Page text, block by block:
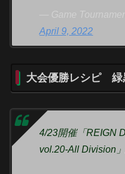
— Game
April 9, 2022
大会優勝レシピ 緑
4/23開催「REIGN
vol.20-All Division